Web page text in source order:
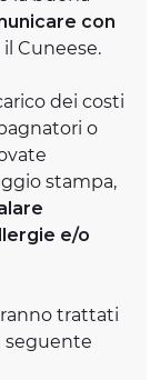
con
il Cuneese.
dei costi
o
stampa,
e/o
trattati
seguente